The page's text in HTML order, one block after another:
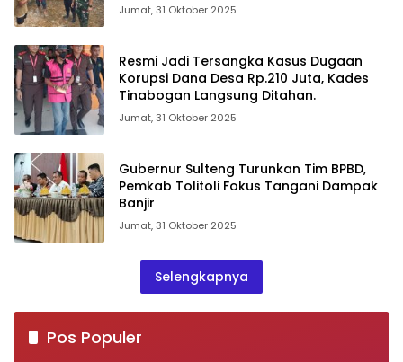
Jumat, 31 Oktober 2025
Resmi Jadi Tersangka Kasus Dugaan
Korupsi Dana Desa Rp.210 Juta, Kades
Tinabogan Langsung Ditahan.
Jumat, 31 Oktober 2025
Gubernur Sulteng Turunkan Tim BPBD,
Pemkab Tolitoli Fokus Tangani Dampak
Banjir
Jumat, 31 Oktober 2025
Selengkapnya
Pos Populer